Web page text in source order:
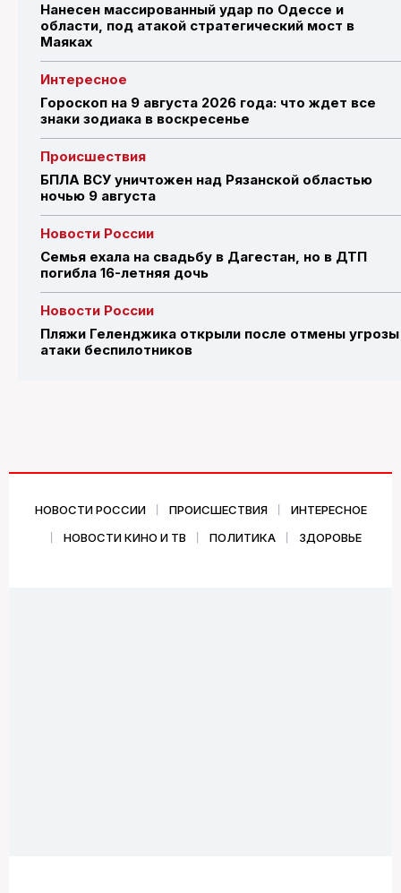
Нанесен массированный удар по Одессе и
области, под атакой стратегический мост в
Маяках
Интересное
Гороскоп на 9 августа 2026 года: что ждет все
знаки зодиака в воскресенье
Происшествия
БПЛА ВСУ уничтожен над Рязанской областью
ночью 9 августа
Новости России
Семья ехала на свадьбу в Дагестан, но в ДТП
погибла 16-летняя дочь
Новости России
Пляжи Геленджика открыли после отмены угрозы
атаки беспилотников
НОВОСТИ РОССИИ ПРОИСШЕСТВИЯ
ИНТЕРЕСНОЕ
НОВОСТИ КИНО И ТВ
ПОЛИТИКА ЗДОРОВЬЕ